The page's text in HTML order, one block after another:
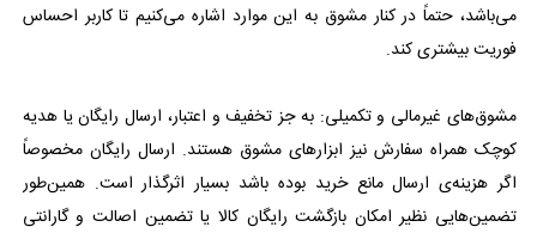
می‌باشد، حتماً در کنار مشوق به این موارد اشاره می‌کنیم تا کاربر احساس
فوریت بیشتری کند.
مشوق‌های غیرمالی و تکمیلی: به جز تخفیف و اعتبار، ارسال رایگان یا هدیه
کوچک همراه سفارش نیز ابزارهای مشوق هستند. ارسال رایگان مخصوصاً
اگر هزینه‌ی ارسال مانع خرید بوده باشد بسیار اثرگذار است. همین‌طور
تضمین‌هایی نظیر امکان بازگشت رایگان کالا یا تضمین اصالت و گارانتی